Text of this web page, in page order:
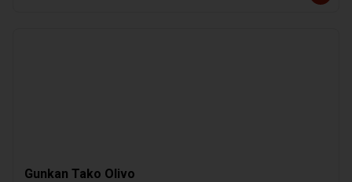
Gunkan Tako Olivo